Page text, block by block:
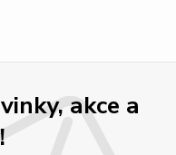
akce a